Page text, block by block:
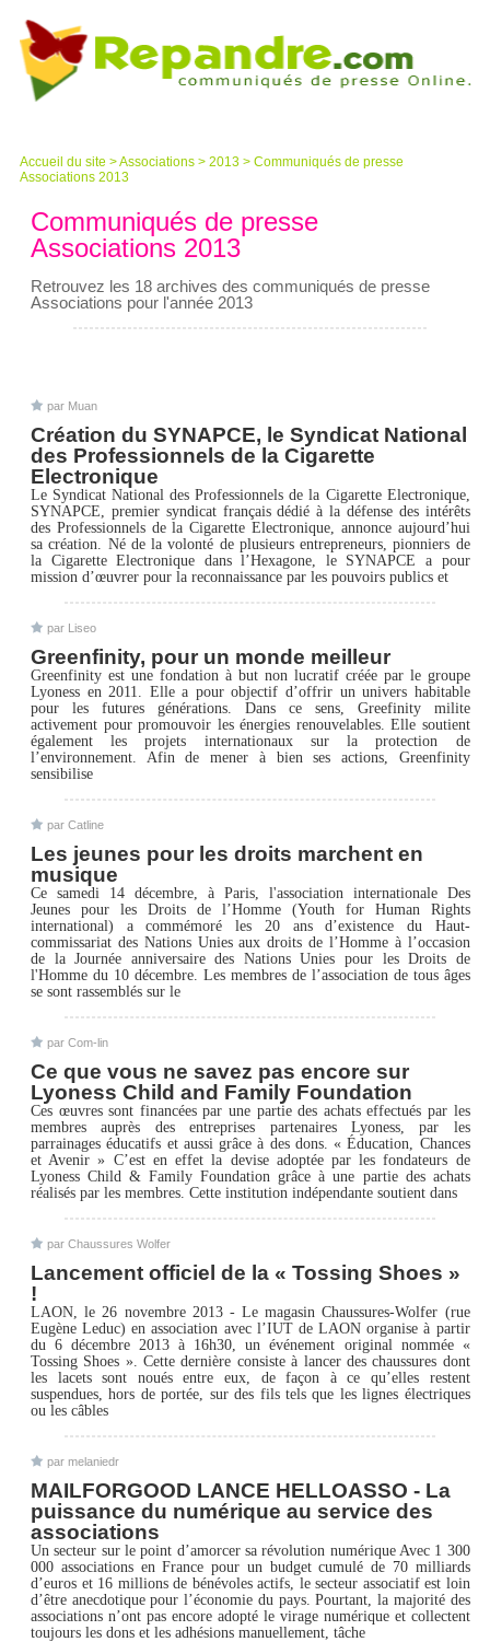
Accueil du site >Associations > 2013 > Communiqués de presse
Associations 2013
Communiqués de presse
Associations 2013
Retrouvez les 18 archives des communiqués de presse
Associations pour l'année 2013
par Muan
Création du SYNAPCE, le Syndicat National
des Professionnels de la Cigarette
Electronique
Le Syndicat National des Professionnels de la Cigarette Electronique,
SYNAPCE, premier syndicat français dédié à la défense des intérêts
des Professionnels de la Cigarette Electronique, annonce aujourd’hui
sa création. Né de la volonté de plusieurs entrepreneurs, pionniers de
la Cigarette Electronique dans l’Hexagone, le SYNAPCE a pour
mission d’œuvrer pour la reconnaissance par les pouvoirs publics et
par Liseo
Greenfinity, pour un monde meilleur
Greenfinity est une fondation à but non lucratif créée par le groupe
Lyoness en 2011. Elle a pour objectif d’offrir un univers habitable
pour les futures générations. Dans ce sens, Greefinity milite
activement pour promouvoir les énergies renouvelables. Elle soutient
également les projets internationaux sur la protection de
l’environnement. Afin de mener à bien ses actions, Greenfinity
sensibilise
par Catline
Les jeunes pour les droits marchent en
musique
Ce samedi 14 décembre, à Paris, l'association internationale Des
Jeunes pour les Droits de l’Homme (Youth for Human Rights
international) a commémoré les 20 ans d’existence du Haut-
commissariat des Nations Unies aux droits de l’Homme à l’occasion
de la Journée anniversaire des Nations Unies pour les Droits de
l'Homme du 10 décembre. Les membres de l’association de tous âges
se sont rassemblés sur le
par Com-lin
Ce que vous ne savez pas encore sur
Lyoness Child and Family Foundation
Ces œuvres sont financées par une partie des achats effectués par les
membres auprès des entreprises partenaires Lyoness, par les
parrainages éducatifs et aussi grâce à des dons. « Éducation, Chances
et Avenir » C’est en effet la devise adoptée par les fondateurs de
Lyoness Child & Family Foundation grâce à une partie des achats
réalisés par les membres. Cette institution indépendante soutient dans
par Chaussures Wolfer
Lancement officiel de la « Tossing Shoes »
!
LAON, le 26 novembre 2013 - Le magasin Chaussures-Wolfer (rue
Eugène Leduc) en association avec l’IUT de LAON organise à partir
du 6 décembre 2013 à 16h30, un événement original nommée «
Tossing Shoes ». Cette dernière consiste à lancer des chaussures dont
les lacets sont noués entre eux, de façon à ce qu’elles restent
suspendues, hors de portée, sur des fils tels que les lignes électriques
ou les câbles
par melaniedr
MAILFORGOOD LANCE HELLOASSO - La
puissance du numérique au service des
associations
Un secteur sur le point d’amorcer sa révolution numérique Avec 1 300
000 associations en France pour un budget cumulé de 70 milliards
d’euros et 16 millions de bénévoles actifs, le secteur associatif est loin
d’être anecdotique pour l’économie du pays. Pourtant, la majorité des
associations n’ont pas encore adopté le virage numérique et collectent
toujours les dons et les adhésions manuellement, tâche